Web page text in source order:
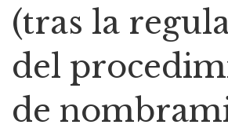
(tras la
del
de